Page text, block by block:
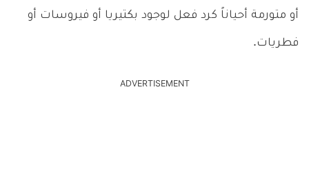
أو متورمة أحياناً كرد فعل لوجود بكتيريا أو فيروسات أو
فطريات.
ADVERTISEMENT